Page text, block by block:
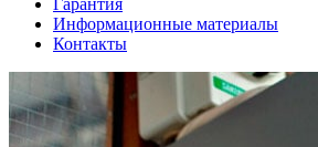
Гарантия
Информационные материалы
Контакты